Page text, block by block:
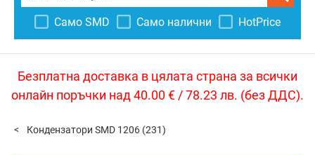
Само SMD Само налични HotPrice
Безплатна доставка в цялата страна за всички
онлайн поръчки над 40.00 € / 78.23 лв. (без ДДС).
Кондензатори SMD 1206 (231)